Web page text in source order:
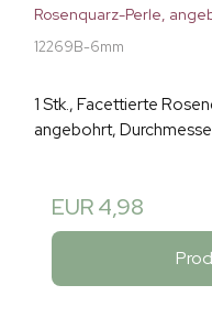
Rosenquarz-Perle,
12269B-6mm
1 Stk., Facettierte
angebohrt,
EUR 4,98